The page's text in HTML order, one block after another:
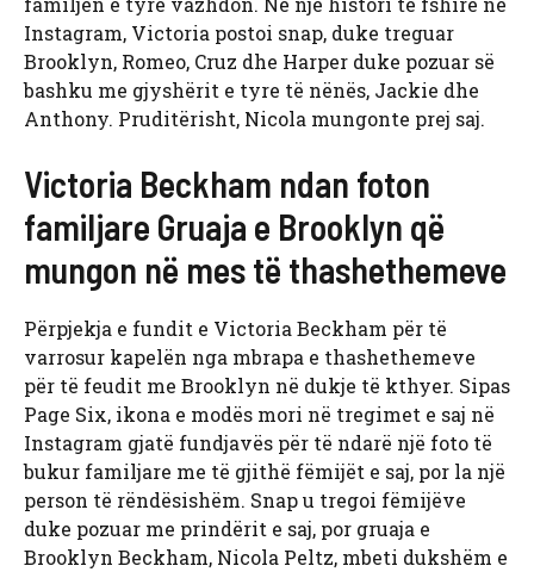
Instagram, Victoria postoi snap, duke treguar
Brooklyn, Romeo, Cruz dhe Harper duke pozuar së
bashku me gjyshërit e tyre të nënës, Jackie dhe
Anthony. Pruditërisht, Nicola mungonte prej saj.
Victoria Beckham ndan foton
familjare Gruaja e Brooklyn që
mungon në mes të thashethemeve
Përpjekja e fundit e Victoria Beckham për të
varrosur kapelën nga mbrapa e thashethemeve
për të feudit me Brooklyn në dukje të kthyer. Sipas
Page Six, ikona e modës mori në tregimet e saj në
Instagram gjatë fundjavës për të ndarë një foto të
bukur familjare me të gjithë fëmijët e saj, por la një
person të rëndësishëm. Snap u tregoi fëmijëve
duke pozuar me prindërit e saj, por gruaja e
Brooklyn Beckham, Nicola Peltz, mbeti dukshëm e